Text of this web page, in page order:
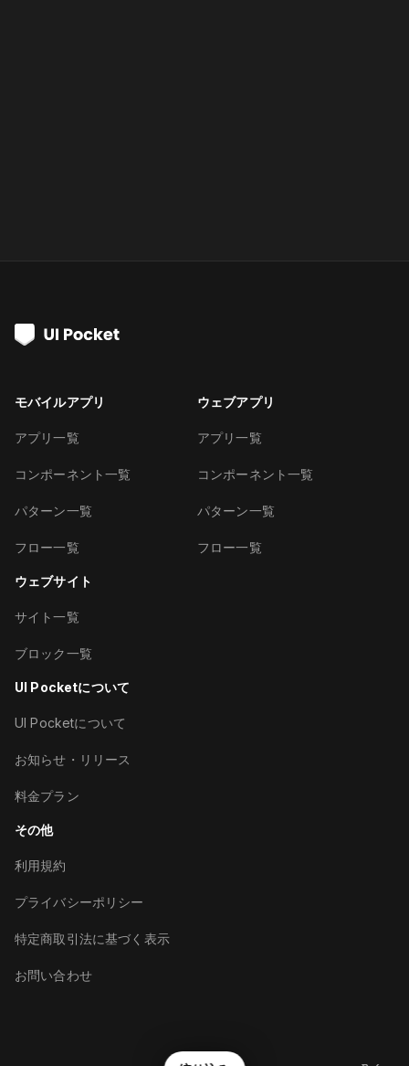
モバイルアプリ
アプリ一覧
コンポーネント一覧
パターン一覧
フロー一覧
ウェブアプリ
アプリ一覧
コンポーネント一覧
パターン一覧
フロー一覧
ウェブサイト
サイト一覧
ブロック一覧
UI Pocketについて
UI Pocketについて
お知らせ・リリース
料金プラン
その他
利用規約
プライバシーポリシー
特定商取引法に基づく表示
お問い合わせ